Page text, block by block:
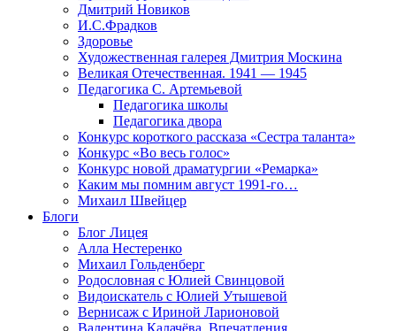
Дмитрий Новиков
И.С.Фрадков
Здоровье
Художественная галерея Дмитрия Москина
Великая Отечественная. 1941 — 1945
Педагогика С. Артемьевой
Педагогика школы
Педагогика двора
Конкурс короткого рассказа «Сестра таланта»
Конкурс «Во весь голос»
Конкурс новой драматургии «Ремарка»
Каким мы помним август 1991-го…
Михаил Швейцер
Блоги
Блог Лицея
Алла Нестеренко
Михаил Гольденберг
Родословная с Юлией Свинцовой
Видоискатель с Юлией Утышевой
Вернисаж с Ириной Ларионовой